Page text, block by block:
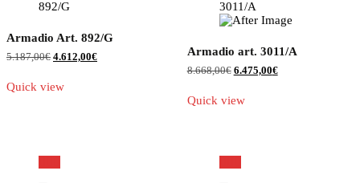
Armadio Art. 892/G
5.187,00€ Il
era:
4.612,00€Il
Quick view
Armadio art. 3011/A
8.668,00€ Il
era:
6.475,00€Il
Quick view